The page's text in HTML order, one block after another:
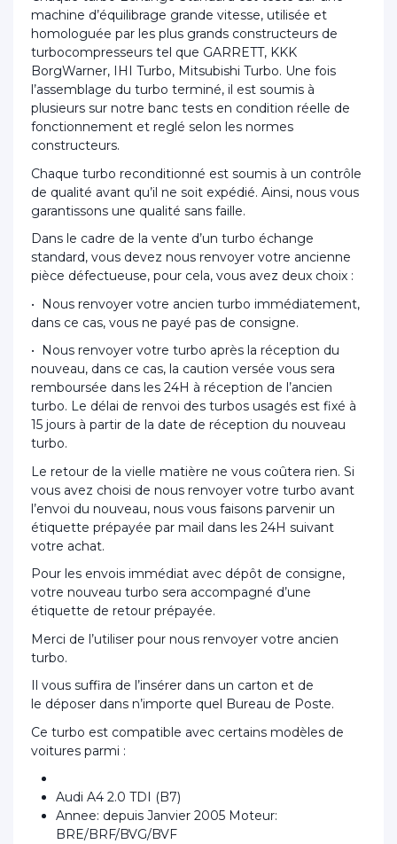
machine d’équilibrage grande vitesse, utilisée et
homologuée par les plus grands constructeurs de
turbocompresseurs tel que GARRETT, KKK
BorgWarner, IHI Turbo, Mitsubishi Turbo. Une fois
l’assemblage du turbo terminé, il est soumis à
plusieurs sur notre banc tests en condition réelle de
fonctionnement et reglé selon les normes
constructeurs.
Chaque turbo reconditionné est soumis à un contrôle
de qualité avant qu’il ne soit expédié. Ainsi, nous vous
garantissons une qualité sans faille.
Dans le cadre de la vente d’un turbo échange
standard, vous devez nous renvoyer votre ancienne
pièce défectueuse, pour cela, vous avez deux choix :
• Nous renvoyer votre ancien turbo immédiatement,
dans ce cas, vous ne payé pas de consigne.
• Nous renvoyer votre turbo après la réception du
nouveau, dans ce cas, la caution versée vous sera
remboursée dans les 24H à réception de l’ancien
turbo. Le délai de renvoi des turbos usagés est fixé à
15 jours à partir de la date de réception du nouveau
turbo.
Le retour de la vielle matière ne vous coûtera rien. Si
vous avez choisi de nous renvoyer votre turbo avant
l’envoi du nouveau, nous vous faisons parvenir un
étiquette prépayée par mail dans les 24H suivant
votre achat.
Pour les envois immédiat avec dépôt de consigne,
votre nouveau turbo sera accompagné d’une
étiquette de retour prépayée.
Merci de l’utiliser pour nous renvoyer votre ancien
turbo.
Il vous suffira de l’insérer dans un carton et de
le déposer dans n’importe quel Bureau de Poste.
Ce turbo est compatible avec certains modèles de
voitures parmi :
Audi A4 2.0 TDI (B7)
Annee: depuis Janvier 2005 Moteur:
BRE/BRF/BVG/BVF